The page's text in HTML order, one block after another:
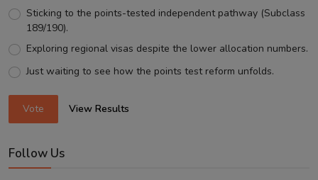
Sticking to the points-tested independent pathway (Subclass
189/190).
Exploring regional visas despite the lower allocation numbers.
Just waiting to see how the points test reform unfolds.
Vote View Results
Follow Us